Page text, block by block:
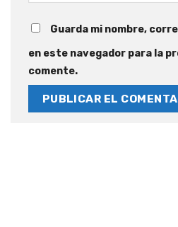
Guarda mi nombre,
en este navegador para la
comente.